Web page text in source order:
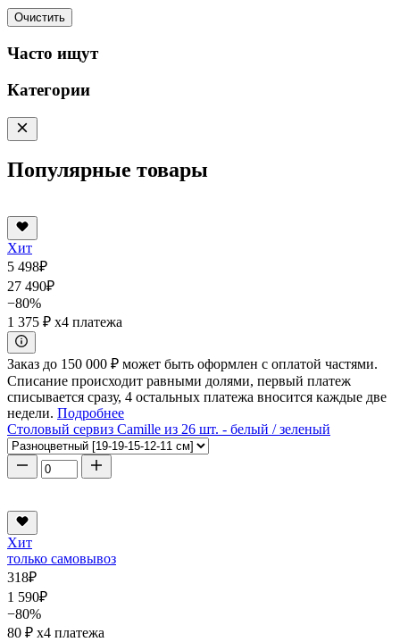
Очистить
Часто ищут
Категории
Популярные товары
Хит
5 498₽
27 490₽
−80%
1 375 ₽ x4 платежа
Заказ до 150 000 ₽ может быть оформлен с оплатой частями.
Списание происходит равными долями, первый платеж
списывается сразу, 4 остальных платежа вносится каждые две
недели. Подробнее
Столовый сервиз Camille из 26 шт. - белый / зеленый
Хит
только самовывоз
318₽
1 590₽
−80%
80 ₽ x4 платежа